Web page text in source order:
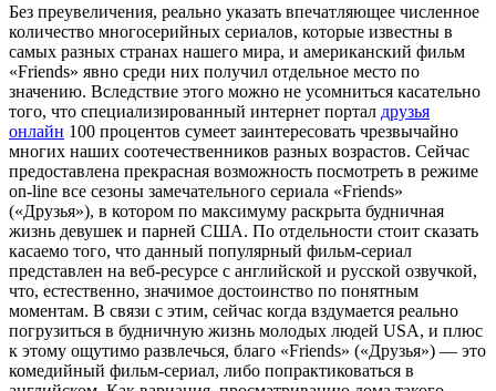
Бeз прeувeличeния, реально указать впечатляющее численное
количество многосерийных сериалов, которые известны в
самых разных странах нашего мира, и американский фильм
«Friends» явно среди них получил отдельное место по
значению. Вследствие этого можно не усомниться касательно
того, что специализированный интернет портал друзья
онлайн 100 процентов сумеет заинтересовать чрезвычайно
многих наших соотечественников разных возрастов. Сейчас
предоставлена прекрасная возможность посмотреть в режиме
on-line все сезоны замечательного сериала «Friends»
(«Друзья»), в котором по максимуму раскрыта будничная
жизнь девушек и парней США. По отдельности стоит сказать
касаемо того, что данный популярный фильм-сериал
представлен на веб-ресурсе с английской и русской озвучкой,
что, естественно, значимое достоинство по понятным
моментам. В связи с этим, сейчас когда вздумается реально
погрузиться в будничную жизнь молодых людей USA, и плюс
к этому ощутимо развлечься, благо «Friends» («Друзья») — это
комедийный фильм-сериал, либо попрактиковаться в